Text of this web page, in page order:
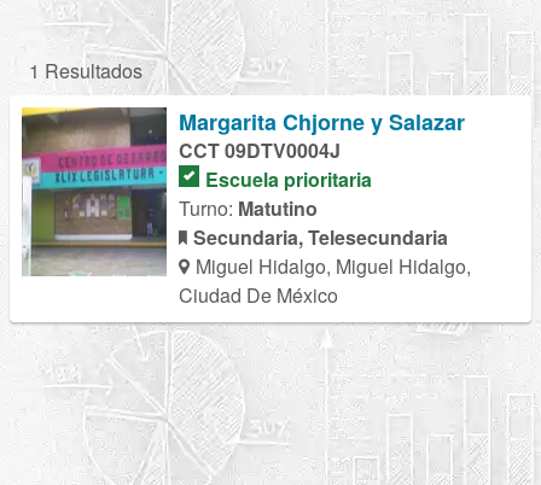
1 Resultados
Margarita Chjorne y Salazar
CCT 09DTV0004J
Escuela prioritaria
Turno: Matutino
Secundaria, Telesecundaria
Miguel Hidalgo, Miguel Hidalgo,
Ciudad De México